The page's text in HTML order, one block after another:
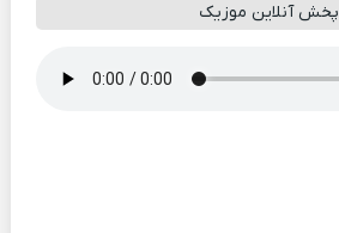
پخش آنلاین موزیک